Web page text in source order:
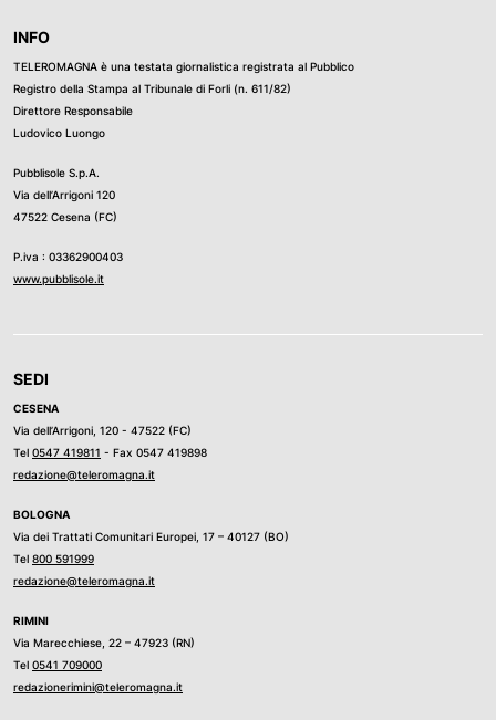
INFO
TELEROMAGNA è una testata giornalistica registrata al Pubblico
Registro della Stampa al Tribunale di Forli (n. 611/82)
Direttore Responsabile
Ludovico Luongo
Pubblisole S.p.A.
Via dell’Arrigoni 120
47522 Cesena (FC)
P.iva : 03362900403
www.pubblisole.it
SEDI
CESENA
Via dell’Arrigoni, 120 - 47522 (FC)
Tel 0547 419811 - Fax 0547 419898
redazione@teleromagna.it
BOLOGNA
Via dei Trattati Comunitari Europei, 17 – 40127 (BO)
Tel 800 591999
redazione@teleromagna.it
RIMINI
Via Marecchiese, 22 – 47923 (RN)
Tel 0541 709000
redazionerimini@teleromagna.it